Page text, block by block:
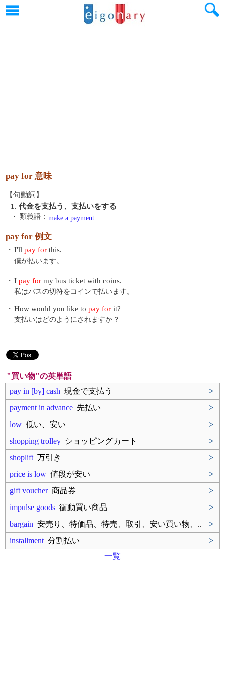
pay for 意味
【句動詞】
1. 代金を支払う、支払いをする
・ 類義語： make a payment
pay for 例文
・ I'll pay for this.
僕が払います。
・ I pay for my bus ticket with coins.
私はバスの切符をコインで払います。
・ How would you like to pay for it?
支払いはどのようにされますか？
"買い物"の英単語
pay in [by] cash 現金で支払う
>
payment in advance 先払い
>
low 低い、安い
>
shopping trolley ショッピングカート
>
shoplift 万引き
>
price is low 値段が安い
>
gift voucher商品券
>
impulse goods 衝動買い商品
>
bargain 安売り、特価品、特売、取引、安い買い物、..
>
installment 分割払い
>
一覧